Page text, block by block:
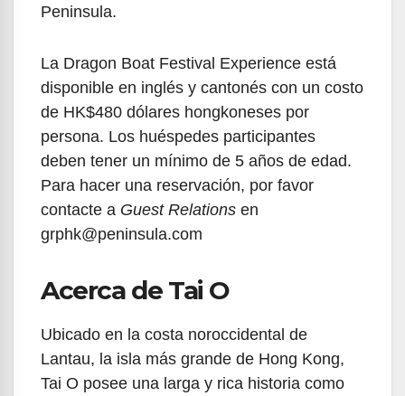
Peninsula.
La Dragon Boat Festival Experience está
disponible en inglés y cantonés con un costo
de HK$480 dólares hongkoneses por
persona. Los huéspedes participantes
deben tener un mínimo de 5 años de edad.
Para hacer una reservación, por favor
contacte a Guest Relations en
grphk@peninsula.com
Acerca de Tai O
Ubicado en la costa noroccidental de
Lantau, la isla más grande de Hong Kong,
Tai O posee una larga y rica historia como